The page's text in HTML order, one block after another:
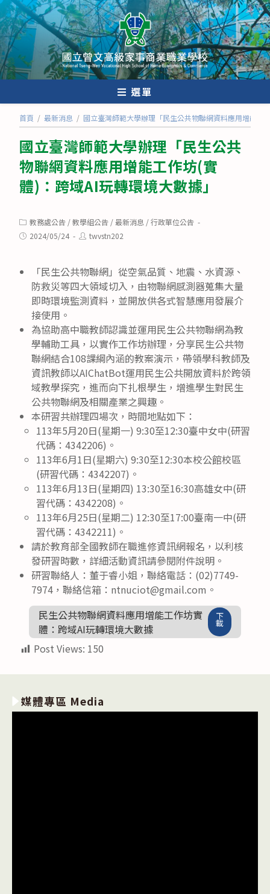
跳
轉
至
主
要
內
選單
首頁 / 最新消息 / 國立臺灣師範大學辦理「民生公共物聯網資料應用增能工
國立臺灣師範大學辦理「民生公共
物聯網資料應用增能工作坊(實
體)：跨域AI玩轉環境大數據」
Post
category:
教務處公告 /教學組公告 /最新消息 /行政單位公告
Post2024/05/24
Posttwvstn202
「民生公共物聯網」從空氣品質、地震、水資源、
防救災等四大領域切入，由物聯網感測器蒐集大量
即時環境監測資料，並開放供各式智慧應用發展介
接使用。
為協助高中職教師認識並運用民生公共物聯網為教
學輔助工具，以實作工作坊辦理，分享民生公共物
聯網結合108課綱內涵的教案演示，帶領學科教師及
資訊教師以AIChatBot運用民生公共開放資料於跨領
域教學探究，進而向下扎根學生，增進學生對民生
公共物聯網及相關產業之興趣。
本研習共辦理四場次，時間地點如下：
113年5月20日(星期一) 9:30至12:30臺中女中(研習
代碼：4342206)。
113年6月1日(星期六) 9:30至12:30本校公館校區
(研習代碼：4342207)。
113年6月13日(星期四) 13:30至16:30高雄女中(研
習代碼：4342208)。
113年6月25日(星期二) 12:30至17:00臺南一中(研
習代碼：4342211)。
請於教育部全國教師在職進修資訊網報名，以利核
發研習時數，詳細活動資訊請參閱附件說明。
研習聯絡人：董于睿小姐，聯絡電話：(02)7749-
7974，聯絡信箱：ntnuciot@gmail.com。
民生公共物聯網資料應用增能工作坊實
體：跨域AI玩轉環境大數據
下
載
Post Views: 150
媒體專區 Media